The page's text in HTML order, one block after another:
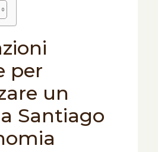
per
un
Santiago